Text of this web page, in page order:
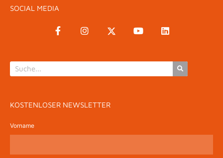
SOCIAL MEDIA
KOSTENLOSER NEWSLETTER
Vorname